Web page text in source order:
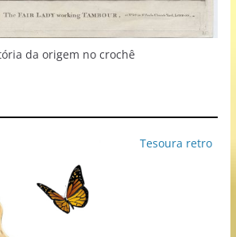
da origem no crochê
Tesoura retro